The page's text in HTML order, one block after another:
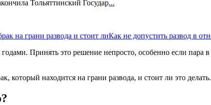
Тольяттинский Государ...
на грани развода и стоит лиКак не допустить развод в
Принять это решение непросто, особенно если
который находится на грани развода, и стоит ли это делать.